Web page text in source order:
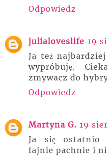
Odpowiedz
julialoveslife 19
Ja też
wypróbuję.
zmywacz do
Odpowiedz
Martyna G. 19
Ja się ostatnio
fajnie pachnie i